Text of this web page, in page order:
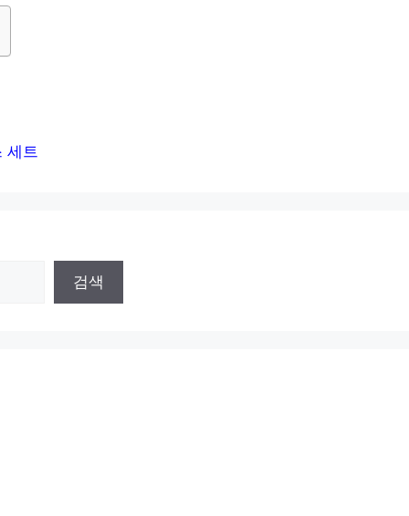
세트
검색